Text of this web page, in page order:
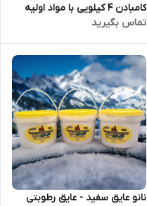
کامبادن 4 کیلویی با مواد اولیه
آلمانی (تک فروشی)
تماس بگیرید
نانو عایق سفید - عایق رطوبتی